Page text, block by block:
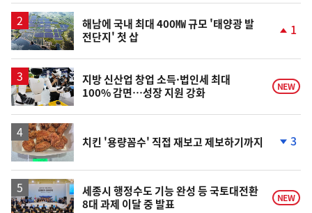
상
해남에 국내 최대 400㎿ 규모 '태양광 발
전단지' 첫 삽
상
승
1
지방 신산업 창업 소득·법인세 최대
100% 감면…성장 지원 강화
NEW
치킨 '용량꼼수' 직접 재보고 제보하기까지
하
락
3
세종시 행정수도 기능 완성 등 국토대전환
8대 과제 이달 중 발표
NEW